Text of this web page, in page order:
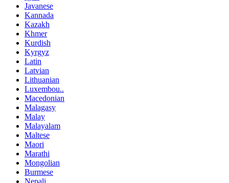
Javanese
Kannada
Kazakh
Khmer
Kurdish
Kyrgyz
Latin
Latvian
Lithuanian
Luxembou..
Macedonian
Malagasy
Malay
Malayalam
Maltese
Maori
Marathi
Mongolian
Burmese